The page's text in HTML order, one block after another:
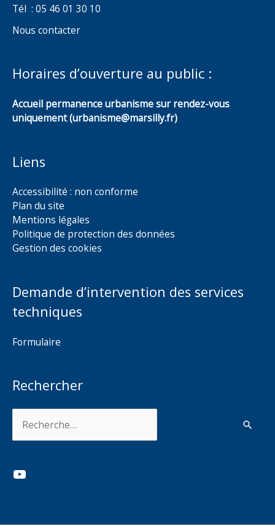
Tél : 05 46 01 30 10
Nous contacter
Horaires d’ouverture au public :
Accueil permanence urbanisme sur rendez-vous
uniquement (urbanisme@marsilly.fr)
Liens
Accessibilité : non conforme
Plan du site
Mentions légales
Politique de protection des données
Gestion des cookies
Demande d’intervention des services
techniques
Formulaire
Rechercher
YouTube